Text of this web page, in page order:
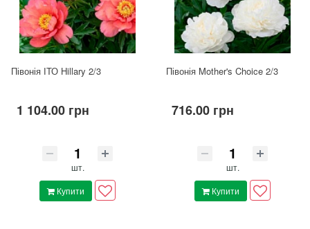
Півонія ІТО Hillary 2/3
1 104.00 грн
шт.
Купити
Півонія Mother's Choice 2/3
716.00 грн
шт.
Купити